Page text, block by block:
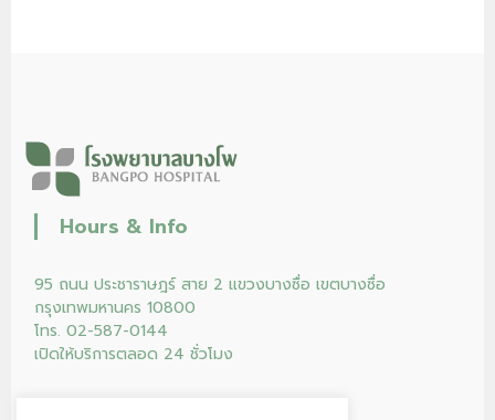
Hours & Info
95 ถนน ประชาราษฎร์ สาย 2 แขวงบางซื่อ เขตบางซื่อ
กรุงเทพมหานคร 10800
โทร. 02-587-0144
เปิดให้บริการตลอด 24 ชั่วโมง